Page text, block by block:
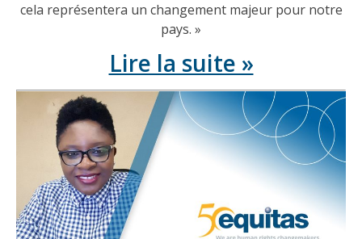
cela représentera un changement majeur pour notre
pays. »
Lire la suite »